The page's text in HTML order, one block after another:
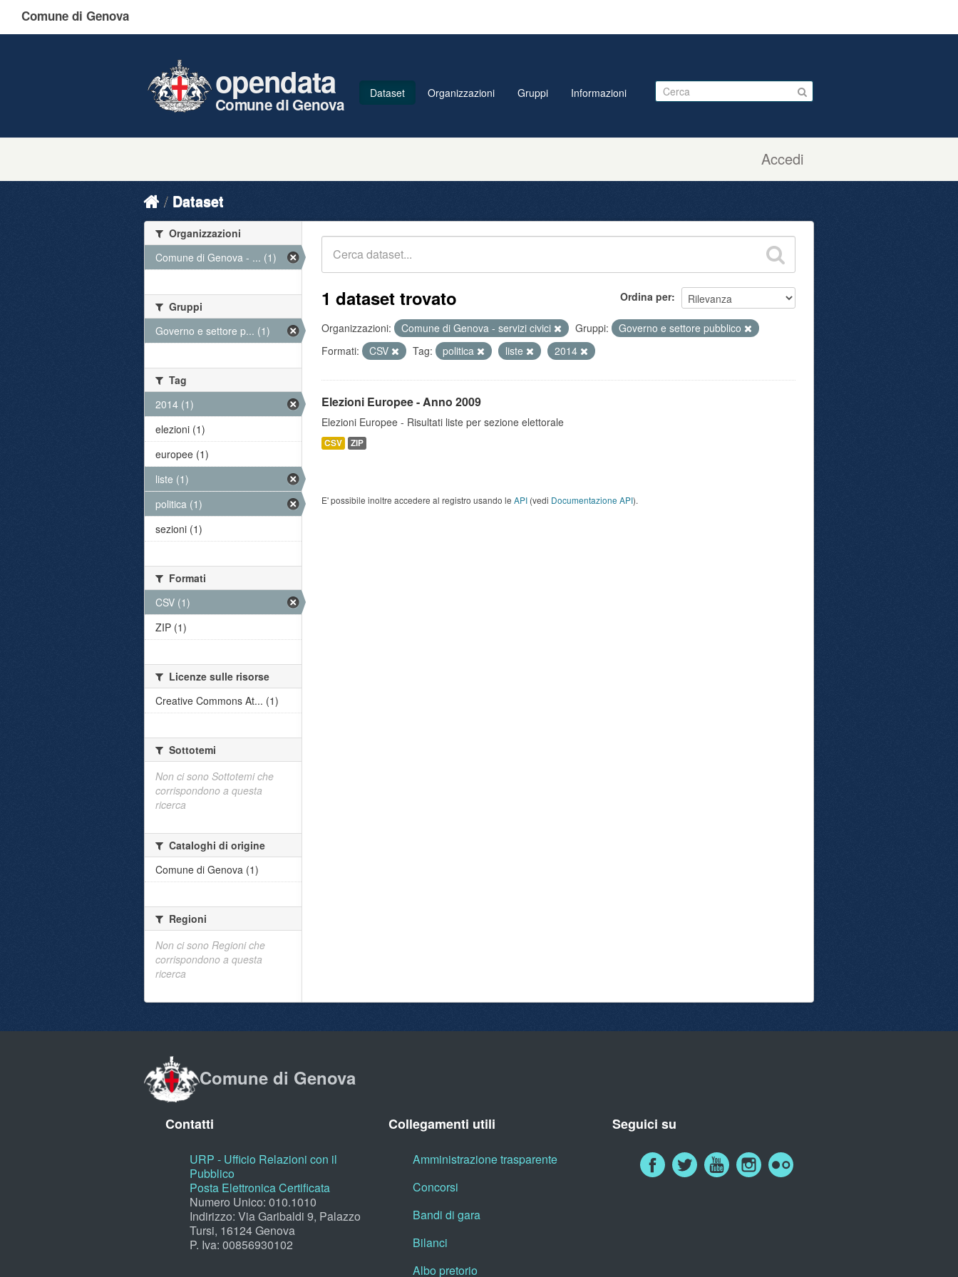
Comune di Genova
Accedi
opendata
Comune di Genova
Dataset Organizzazioni Gruppi Informazioni
Dataset
Ordina per
1 dataset trovato
Organizzazioni: Comune di Genova - servizi civici Gruppi:
Governo e settore pubblico
Formati:
CSV Tag: politica liste 2014
Elezioni Europee - Anno 2009
Elezioni Europee - Risultati liste per sezione elettorale
CSV ZIP
E' possibile inoltre accedere al registro usando le API (vedi Documentazione API).
Organizzazioni
Comune di Genova - ... (1)
Gruppi
Governo e settore p... (1)
Tag
2014 (1)
elezioni (1)
europee (1)
liste (1)
politica (1)
sezioni (1)
Formati
CSV (1)
ZIP (1)
Licenze sulle risorse
Creative Commons At... (1)
Sottotemi
Non ci sono Sottotemi che
corrispondono a questa
ricerca
Cataloghi di origine
Comune di Genova (1)
Regioni
Non ci sono Regioni che
corrispondono a questa
ricerca
Comune di Genova
Contatti
URP - Ufficio Relazioni con il
Pubblico
Posta Elettronica Certificata
Numero Unico: 010.1010
Indirizzo: Via Garibaldi 9, Palazzo
Tursi, 16124 Genova
P. Iva: 00856930102
Collegamenti utili
Amministrazione trasparente
Concorsi
Bandi di gara
Bilanci
Albo pretorio
Seguici su